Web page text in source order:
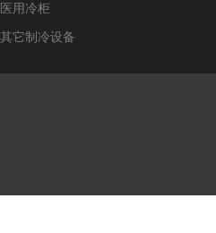
医用冷柜
其它制冷设备